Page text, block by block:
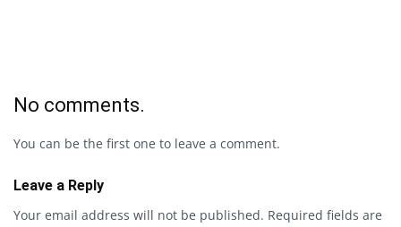
No comments.
You can be the first one to leave a comment.
Leave a Reply
Your email address will not be published. Required fields are